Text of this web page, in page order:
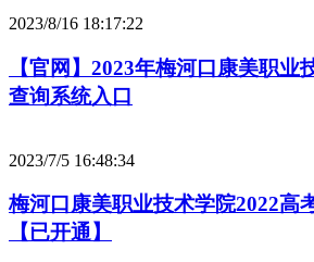
2023/8/16 18:17:22
【官网】2023年梅河口康美职业
查询系统入口
2023/7/5 16:48:34
梅河口康美职业技术学院2022高
【已开通】